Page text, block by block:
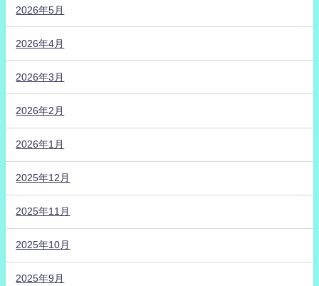
2026年5月
2026年4月
2026年3月
2026年2月
2026年1月
2025年12月
2025年11月
2025年10月
2025年9月